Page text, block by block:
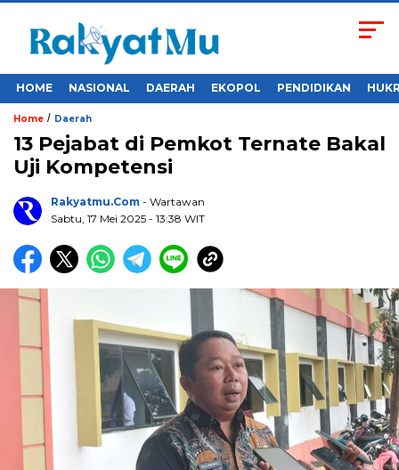
HOME NASIONAL DAERAH EKOPOL PENDIDIKAN
Home / Daerah
13 Pejabat di Pemkot Ternate Bakal
Uji Kompetensi
Rakyatmu.com - Wartawan
Sabtu, 17 Mei 2025 - 13:38 WIT